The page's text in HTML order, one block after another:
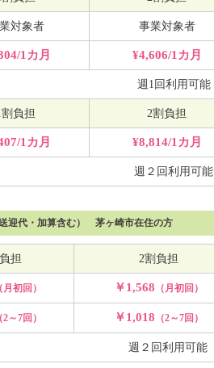
対象者 事業対象者
1カ月 ¥4,606/1カ月
週1回利用可能
割負担 2割負担
1カ月 ¥8,814/1カ月
週２回利用可能
迎代・加算含む） 茅ヶ崎市在住の方
担 2割負担
（月初回） ￥1,568 （月初回）
（2～7回） ￥1,018 （2～7回）
週２回利用可能